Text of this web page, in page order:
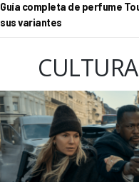
Guía completa de perfume
sus variantes